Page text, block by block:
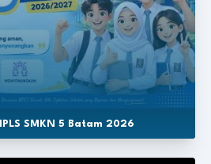
SMKN 5 Batam 2026